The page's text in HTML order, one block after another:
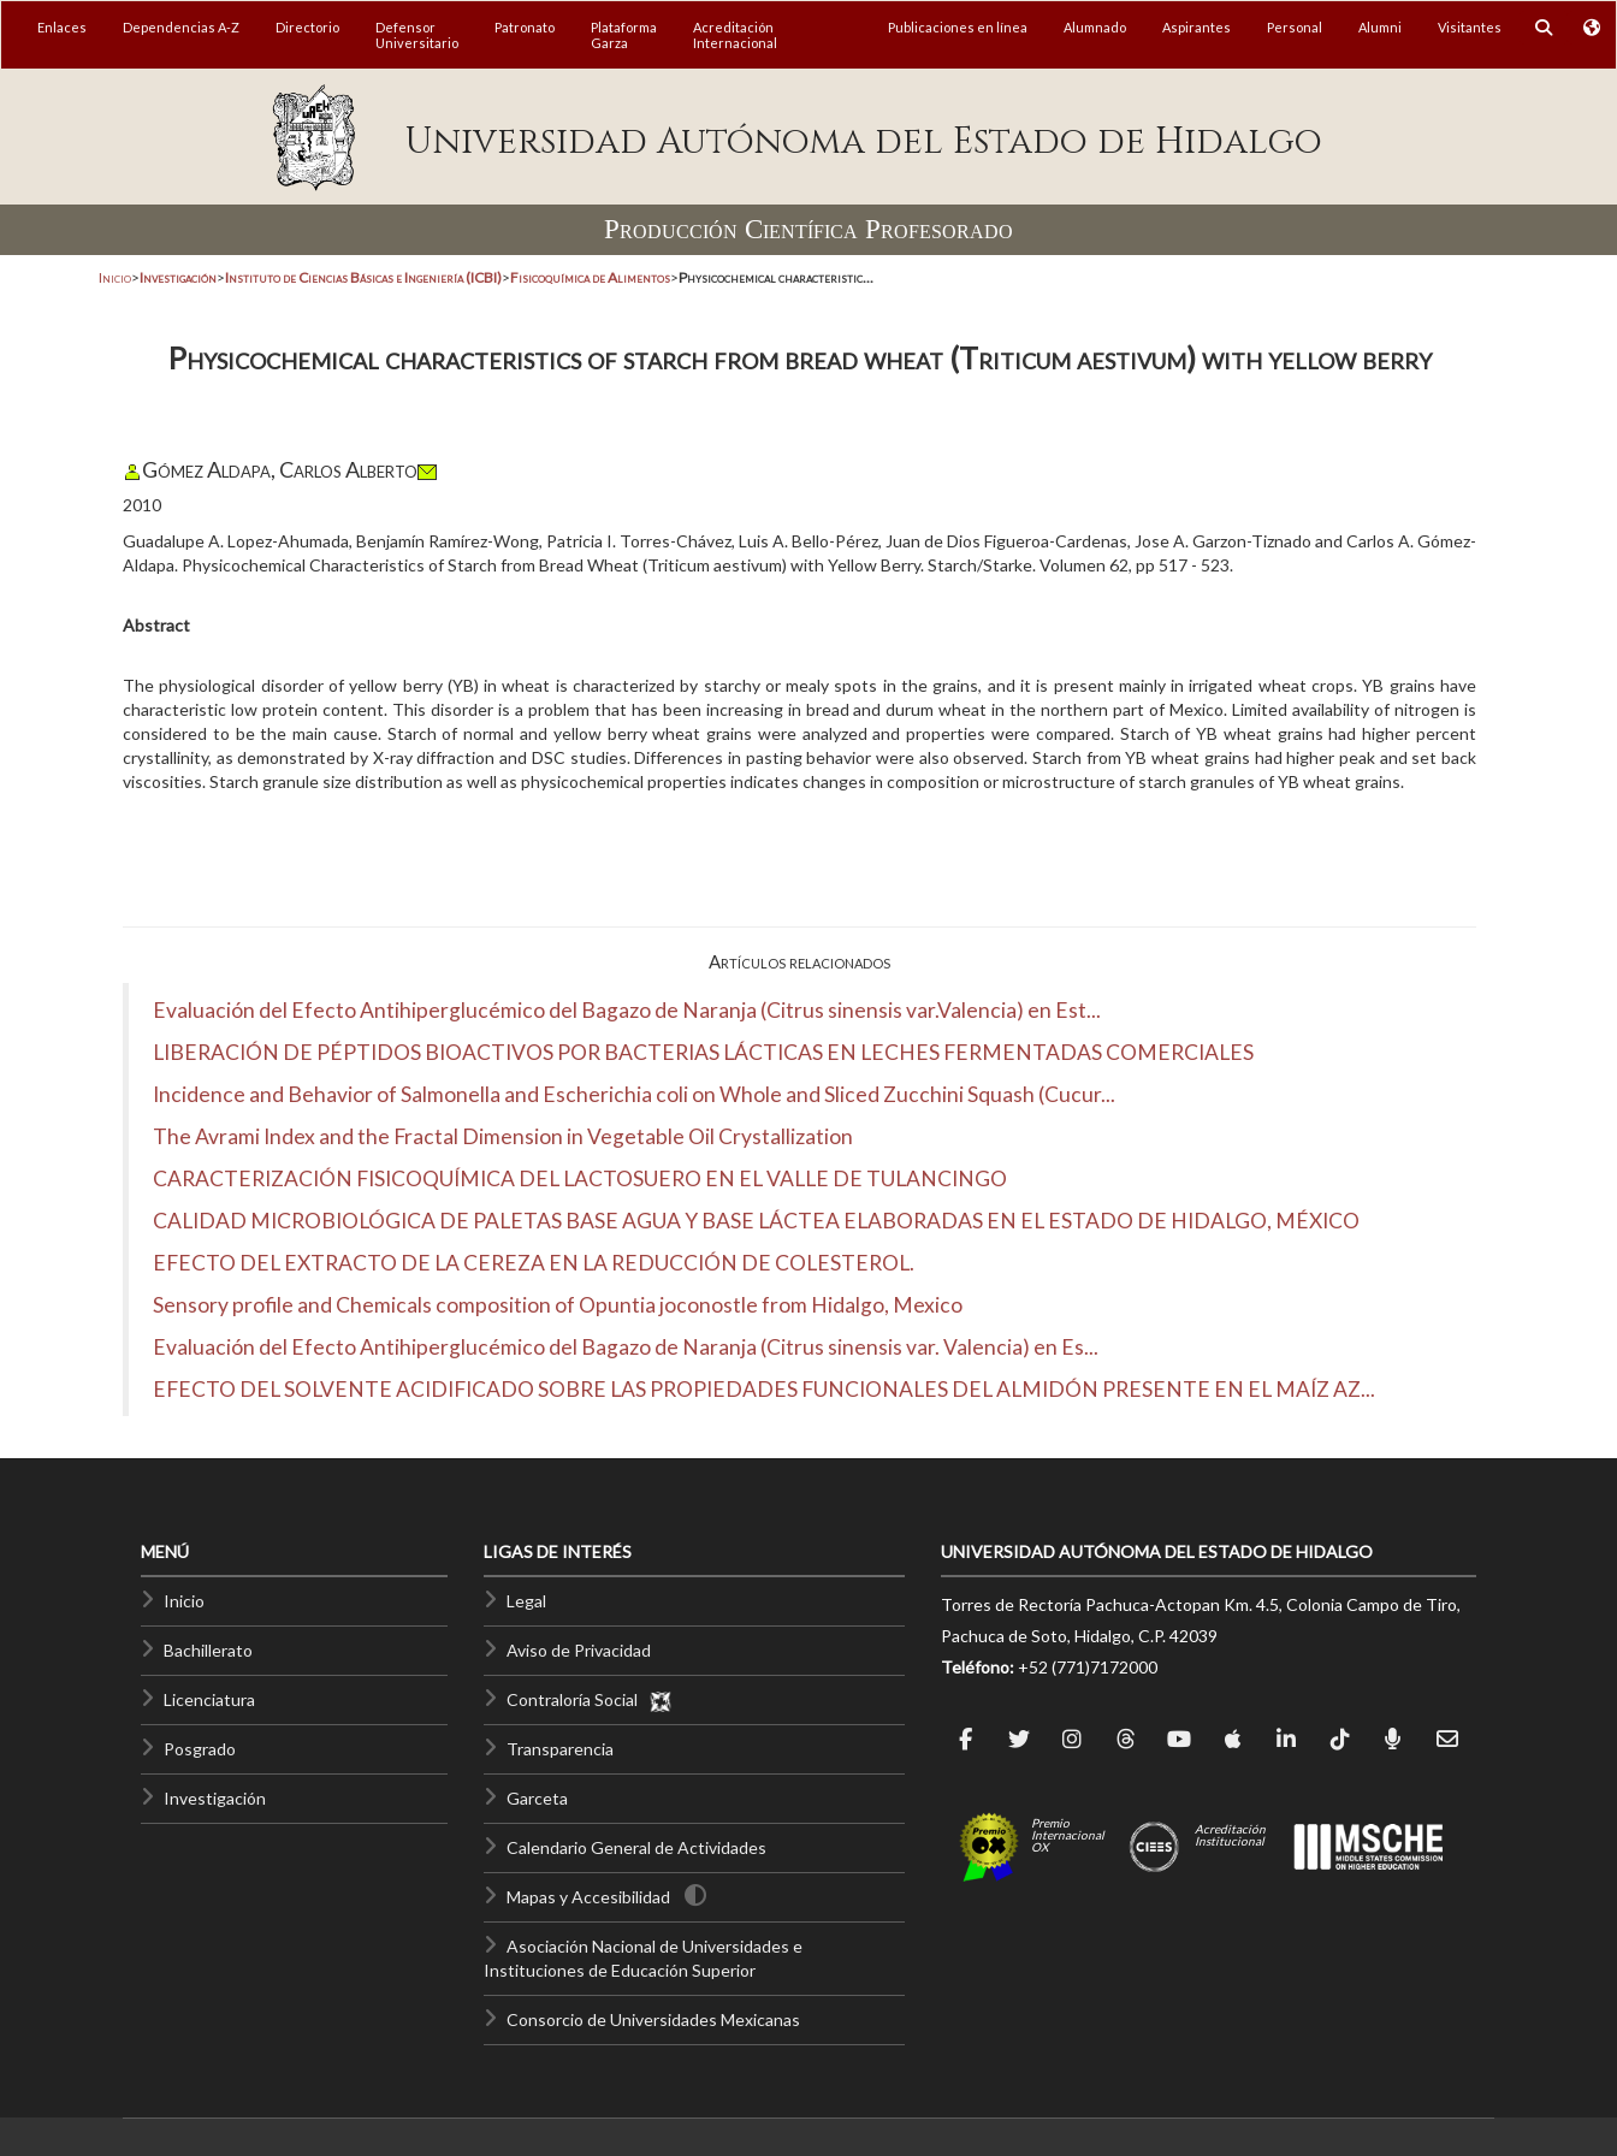
Enlaces Dependencias A-Z Directorio
Defensor
Universitario
Patronato
Plataforma
Garza
Acreditación
Internacional
Publicaciones en línea Alumnado Aspirantes Personal Alumni Visitantes
Universidad Autónoma del Estado de Hidalgo
Producción Científica Profesorado
Inicio>Investigación>Instituto de Ciencias Básicas e Ingeniería (ICBI)>Fisicoquímica de Alimentos>Physicochemical characteristic...
Physicochemical characteristics of starch from bread wheat (Triticum aestivum) with yellow berry
Gómez Aldapa, Carlos Alberto
2010
Guadalupe A. Lopez-Ahumada, Benjamín Ramírez-Wong, Patricia I. Torres-Chávez, Luis A. Bello-Pérez, Juan de Dios Figueroa-Cardenas, Jose A. Garzon-Tiznado and Carlos A. Gómez-
Aldapa. Physicochemical Characteristics of Starch from Bread Wheat (Triticum aestivum) with Yellow Berry. Starch/Starke. Volumen 62, pp 517 - 523.
Abstract
The physiological disorder of yellow berry (YB) in wheat is characterized by starchy or mealy spots in the grains, and it is present mainly in irrigated wheat crops. YB grains have
characteristic low protein content. This disorder is a problem that has been increasing in bread and durum wheat in the northern part of Mexico. Limited availability of nitrogen is
considered to be the main cause. Starch of normal and yellow berry wheat grains were analyzed and properties were compared. Starch of YB wheat grains had higher percent
crystallinity, as demonstrated by X-ray diffraction and DSC studies. Differences in pasting behavior were also observed. Starch from YB wheat grains had higher peak and set back
viscosities. Starch granule size distribution as well as physicochemical properties indicates changes in composition or microstructure of starch granules of YB wheat grains.
Artículos relacionados
Evaluación del Efecto Antihiperglucémico del Bagazo de Naranja (Citrus sinensis var.Valencia) en Est...
LIBERACIÓN DE PÉPTIDOS BIOACTIVOS POR BACTERIAS LÁCTICAS EN LECHES FERMENTADAS COMERCIALES
Incidence and Behavior of Salmonella and Escherichia coli on Whole and Sliced Zucchini Squash (Cucur...
The Avrami Index and the Fractal Dimension in Vegetable Oil Crystallization
CARACTERIZACIÓN FISICOQUÍMICA DEL LACTOSUERO EN EL VALLE DE TULANCINGO
CALIDAD MICROBIOLÓGICA DE PALETAS BASE AGUA Y BASE LÁCTEA ELABORADAS EN EL ESTADO DE HIDALGO, MÉXICO
EFECTO DEL EXTRACTO DE LA CEREZA EN LA REDUCCIÓN DE COLESTEROL.
Sensory profile and Chemicals composition of Opuntia joconostle from Hidalgo, Mexico
Evaluación del Efecto Antihiperglucémico del Bagazo de Naranja (Citrus sinensis var. Valencia) en Es...
EFECTO DEL SOLVENTE ACIDIFICADO SOBRE LAS PROPIEDADES FUNCIONALES DEL ALMIDÓN PRESENTE EN EL MAÍZ AZ...
MENÚ
Inicio
Bachillerato
Licenciatura
Posgrado
Investigación
LIGAS DE INTERÉS
Legal
Aviso de Privacidad
Contraloría Social
Transparencia
Garceta
Calendario General de Actividades
Mapas y Accesibilidad
Asociación Nacional de Universidades e
Instituciones de Educación Superior
Consorcio de Universidades Mexicanas
UNIVERSIDAD AUTÓNOMA DEL ESTADO DE HIDALGO
Torres de Rectoría Pachuca-Actopan Km. 4.5, Colonia Campo de Tiro,
Pachuca de Soto, Hidalgo, C.P. 42039
Teléfono: +52 (771)7172000
Premio
Internacional
OX
Acreditación
Institucional